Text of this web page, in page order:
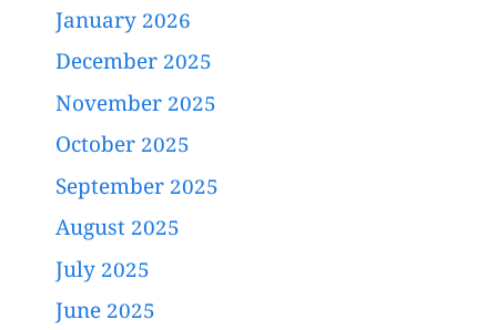
January 2026
December 2025
November 2025
October 2025
September 2025
August 2025
July 2025
June 2025